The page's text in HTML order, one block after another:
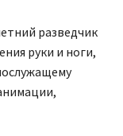
разведчик
руки и ноги,